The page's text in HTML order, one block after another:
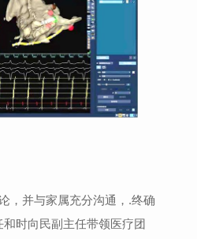
，并与家属充分沟通，.终确
时向民副主任带领医疗团